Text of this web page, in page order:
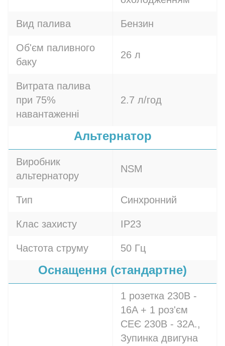
Вид палива Бензин
Об'єм паливного
баку
26 л
Витрата палива
при 75%
навантаженні
2.7 л/год
Альтернатор
Виробник
альтернатору
NSM
Тип Синхронний
Клас захисту IP23
Частота струму 50 Гц
Оснащення (стандартне)
1 розетка 230В -
16A + 1 роз'єм
СЕЄ 230В - 32A.,
Зупинка двигуна